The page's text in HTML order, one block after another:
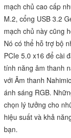
mạch chủ cao cấp
M.2, cổng USB 3.2
mạch chủ này cũng
Nó có thể hỗ trợ bộ
PCIe 5.0 x16 để cài
tính năng âm thanh
với Âm thanh
ánh sáng RGB.
chọn lý tưởng cho
hiệu suất và khả
bạn.